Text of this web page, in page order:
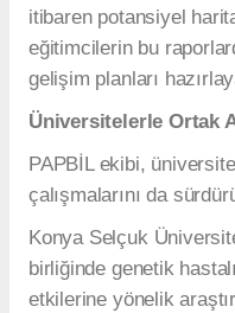
itibaren potansiyel
eğitimcilerin bu
gelişim planları
Üniversitelerle Ortak
PAPBİL ekibi,
çalışmalarını da
Konya Selçuk
birliğinde genetik
etkilerine yönelik